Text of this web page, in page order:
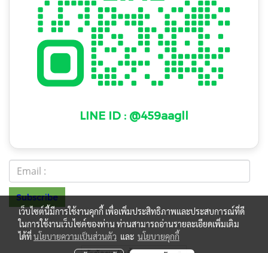
LINE ID : @459aagll
Subscribe
ร.099 0© Copyright 2022 All Rights Reserved
เว็บไซต์นี้มีการใช้งานคุกกี้ เพื่อเพิ่มประสิทธิภาพและประสบการณ์ที่ดี
ในการใช้งานเว็บไซต์ของท่าน ท่านสามารถอ่านรายละเอียดเพิ่มเติม
ได้ที่นโยบายความเป็นส่วนตัว และ นโยบายคุกกี้